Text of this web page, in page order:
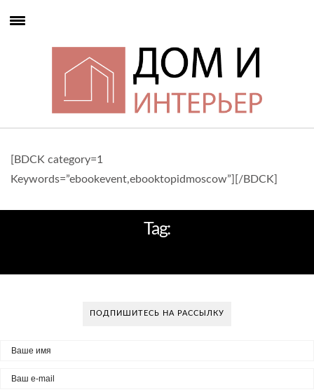
[BDCK category=1
Keywords=”ebookevent,ebooktopidmoscow”][/BDCK]
Tag:
ПОДПИШИТЕСЬ НА РАССЫЛКУ